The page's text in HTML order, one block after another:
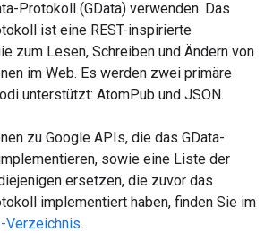
Protokoll (GData) verwenden. Das
ist eine REST-inspirierte
zum Lesen, Schreiben und Ändern von
im Web. Es werden zwei primäre
unterstützt: AtomPub und JSON.
zu Google APIs, die das GData-
sowie eine Liste der
ersetzen, die zuvor das
implementiert haben, finden Sie im
Verzeichnis.